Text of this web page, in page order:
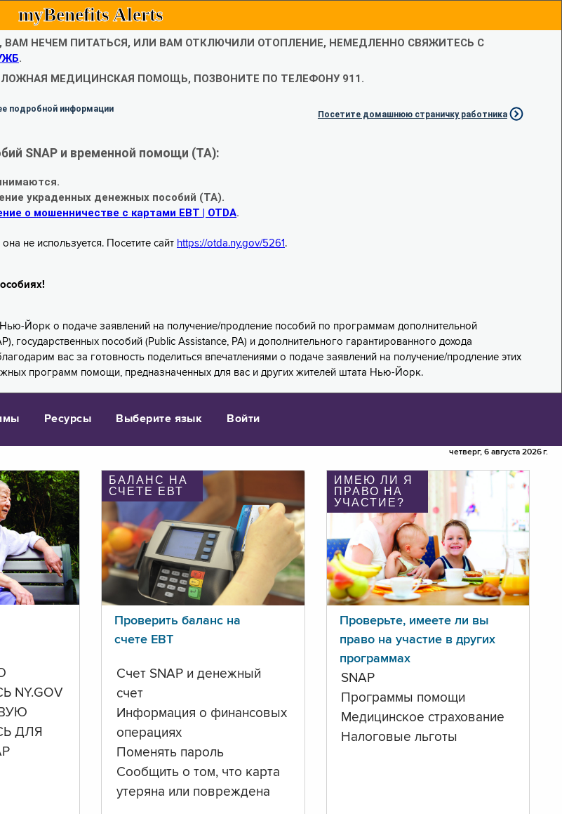
myBenefits Alerts
НЕЧЕМ ПИТАТЬСЯ, ИЛИ ВАМ ОТКЛЮЧИЛИ ОТОПЛЕНИЕ, НЕМЕДЛЕННО СВЯЖИТЕСЬ С
.
МЕДИЦИНСКАЯ ПОМОЩЬ, ПОЗВОНИТЕ ПО ТЕЛЕФОНУ 911.
подробной информации
Посетите домашнюю страничку работника
SNAP и временной помощи (TA):
украденных денежных пособий (TA).
о мошенничестве с картами EBT | OTDA.
не используется. Посетите сайт https://otda.ny.gov/5261 .
Йорк о подаче заявлений на получение/продление пособий по программам дополнительной
государственных пособий (Public Assistance, PA) и дополнительного гарантированного дохода
вас за готовность поделиться впечатлениями о подаче заявлений на получение/продление этих
программ помощи, предназначенных для вас и других жителей штата Нью-Йорк.
Ресурсы Выберите язык Войти
четверг, 6 августа 2026 г.
NY.GOV
ДЛЯ
БАЛАНС НА
СЧЕТЕ ЕВТ
Проверить баланс на
счете ЕВТ
Счет SNAP и денежный
счет
Информация о финансовых
операциях
Поменять пароль
Сообщить о том, что карта
утеряна или повреждена
ИМЕЮ ЛИ Я
ПРАВО НА
УЧАСТИЕ?
Проверьте, имеете ли вы
право на участие в других
программах
SNAP
Программы помощи
Медицинское страхование
Налоговые льготы